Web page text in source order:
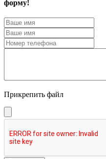
форму!
Прикрепить файл